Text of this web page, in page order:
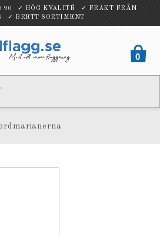
90 ✓ HÖG KVALITÉ ✓ FRAKT FRÅN
✓ BRETT SORTIMENT
0